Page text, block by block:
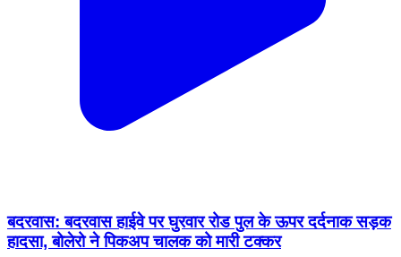
बदरवास: बदरवास हाईवे पर घुरवार रोड पुल के ऊपर दर्दनाक सड़क
हादसा, बोलेरो ने पिकअप चालक को मारी टक्कर